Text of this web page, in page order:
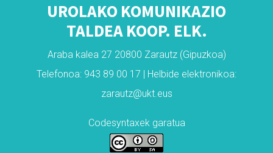
UROLAKO KOMUNIKAZIO
TALDEA KOOP. ELK.
Araba kalea 27 20800 Zarautz (Gipuzkoa)
Telefonoa: 943 89 00 17 | Helbide elektronikoa:
zarautz@ukt.eus
Codesyntaxek garatua